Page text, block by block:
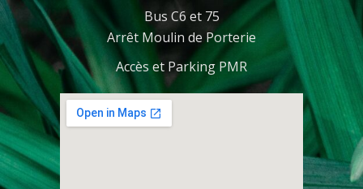
Bus C6 et 75
Arrêt Moulin de Porterie
Accès et Parking PMR